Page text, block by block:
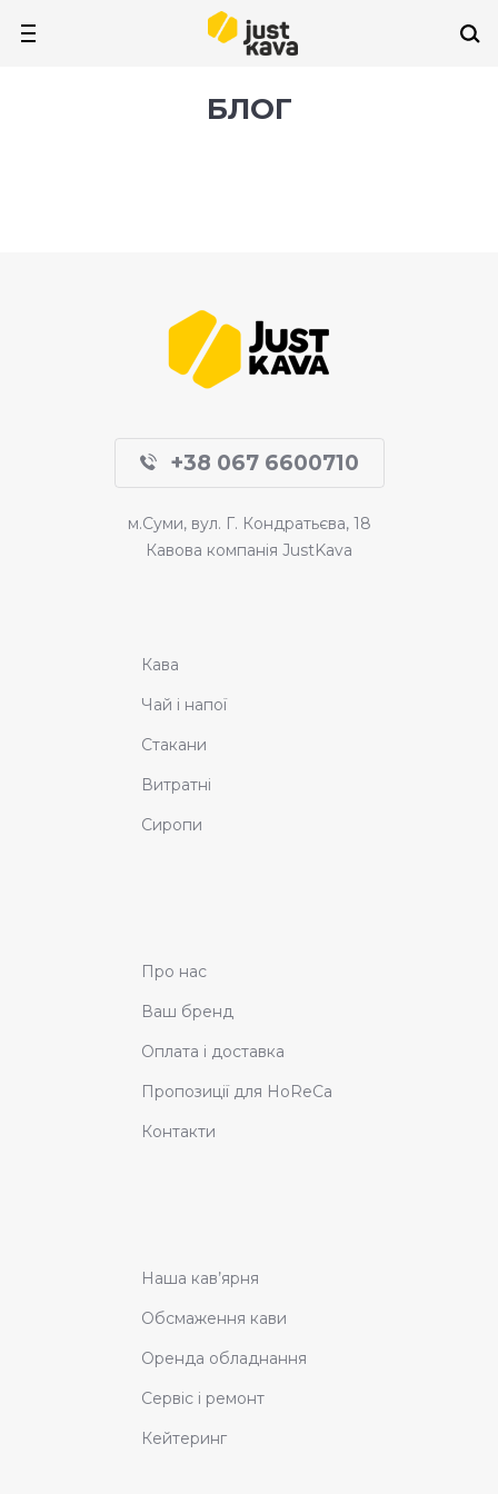
БЛОГ
+38 067 6600710
м.Суми, вул. Г. Кондратьєва, 18
Кавова компанія JustKava
Кава
Чай і напої
Стакани
Витратні
Сиропи
Про нас
Ваш бренд
Оплата і доставка
Пропозиції для HoReCa
Контакти
Наша кав’ярня
Обсмаження кави
Оренда обладнання
Сервіс і ремонт
Кейтеринг